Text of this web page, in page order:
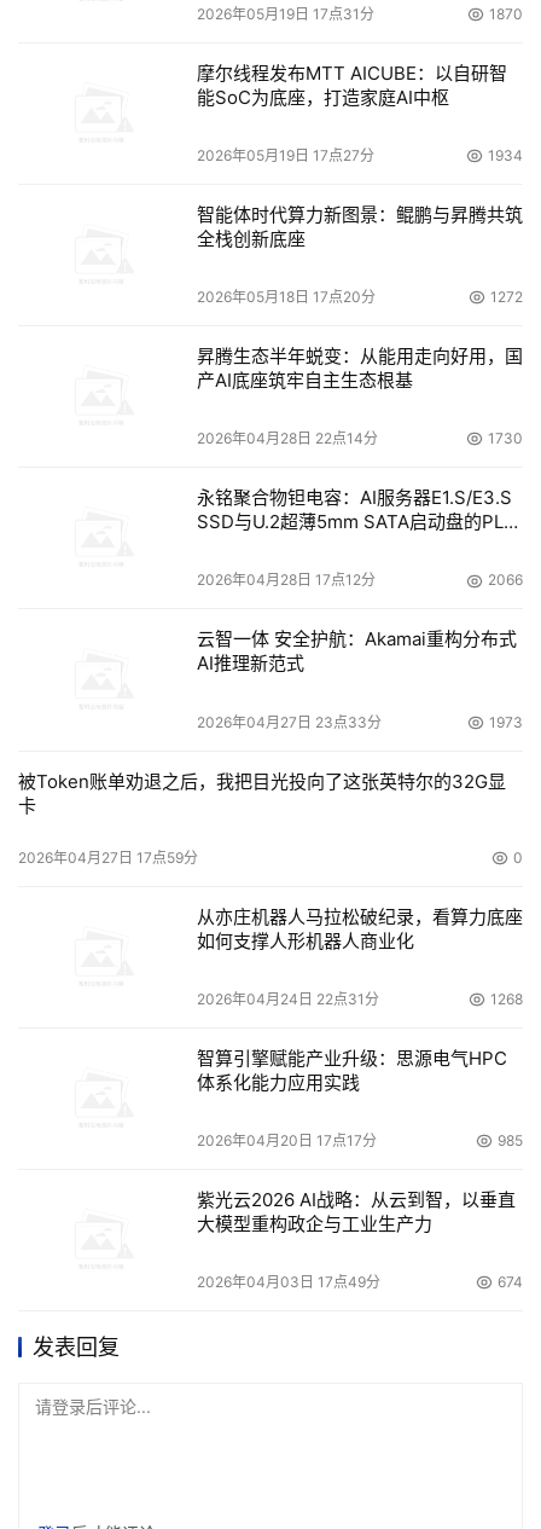
2026年05月19日 17点31分 1870
摩尔线程发布MTT AICUBE：以自研智
能SoC为底座，打造家庭AI中枢
2026年05月19日 17点27分 1934
智能体时代算力新图景：鲲鹏与昇腾共筑
全栈创新底座
2026年05月18日 17点20分 1272
昇腾生态半年蜕变：从能用走向好用，国
产AI底座筑牢自主生态根基
2026年04月28日 22点14分 1730
永铭聚合物钽电容：AI服务器E1.S/E3.S
SSD与U.2超薄5mm SATA启动盘的PLP
2026年04月28日 17点12分 2066
云智一体 安全护航：Akamai重构分布式
AI推理新范式
2026年04月27日 23点33分 1973
被Token账单劝退之后，我把目光投向了这张英特尔的32G显
卡
2026年04月27日 17点59分 0
从亦庄机器人马拉松破纪录，看算力底座
如何支撑人形机器人商业化
2026年04月24日 22点31分 1268
智算引擎赋能产业升级：思源电气HPC
体系化能力应用实践
2026年04月20日 17点17分 985
紫光云2026 AI战略：从云到智，以垂直
大模型重构政企与工业生产力
2026年04月03日 17点49分 674
发表回复
请登录后评论...